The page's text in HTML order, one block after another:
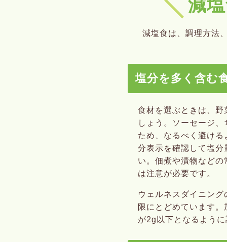
減
減塩食は、調理方法
塩分を多く含む
食材を選ぶときは、
しょう。ソーセージ
ため、なるべく避け
分表示を確認して塩
い。佃煮や漬物など
は注意が必要です。
ウェルネスダイニン
限にとどめています
が2g以下となるよう